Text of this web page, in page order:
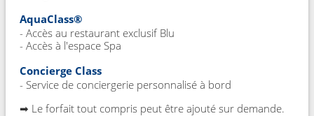
AquaClass®
- Accès au restaurant exclusif Blu
- Accès à l'espace Spa
Concierge Class
- Service de conciergerie personnalisé à bord
➡ Le forfait tout compris peut être ajouté sur demande.